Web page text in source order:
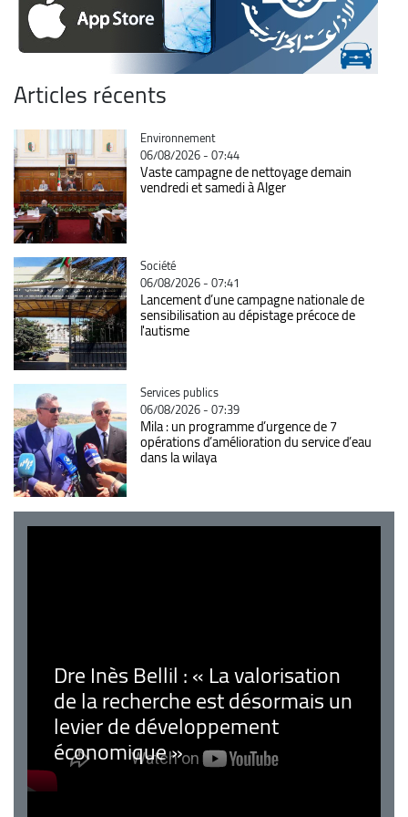
Articles récents
Catégorie
Environnement
06/08/2026 - 07:44
Vaste campagne de nettoyage demain
vendredi et samedi à Alger
Catégorie
Société
06/08/2026 - 07:41
Lancement d’une campagne nationale de
sensibilisation au dépistage précoce de
l'autisme
Catégorie
Services publics
06/08/2026 - 07:39
Mila : un programme d’urgence de 7
opérations d’amélioration du service d’eau
dans la wilaya
Dre Inès Bellil : « La valorisation
de la recherche est désormais un
levier de développement
économique »